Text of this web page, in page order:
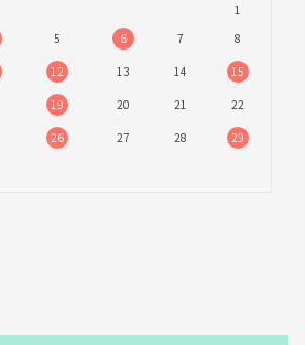
1
5 6 7
8
12 13 14
15
19 20 21
22
26 27 28
29